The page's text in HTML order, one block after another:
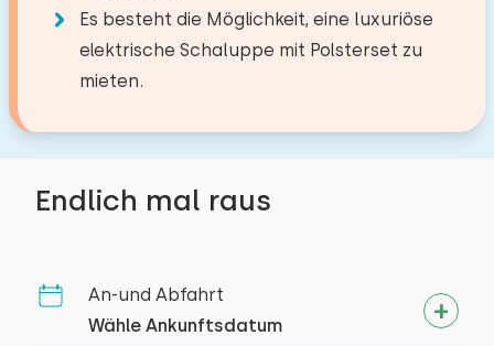
Endlich mal raus
Anzahl der Haustiere − +
Löschen Verwenden
An-und Abfahrt
Wähle Ankunftsdatum
Es besteht die Möglichkeit, eine luxuriöse
elektrische Schaluppe mit Polsterset zu
mieten.
Wasserkocher
Toaster
Mit Terrasse
Grill
Bushaltestelle
1,1 km
Aktivitäten in der
Umgebung
Kanu fahren
Segeln
Spazieren
Museum